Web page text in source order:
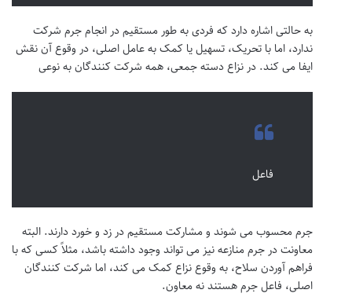
به حالتی اشاره دارد که فردی به طور مستقیم در انجام جرم شرکت
ندارد، اما با تحریک، تسهیل یا کمک به عامل اصلی، در وقوع آن نقش
ایفا می کند. در نزاع دسته جمعی، همه شرکت کنندگان به نوعی
فاعل
جرم محسوب می شوند و مشارکت مستقیم در زد و خورد دارند. البته
معاونت در جرم منازعه نیز می تواند وجود داشته باشد، مثلاً کسی که با
فراهم آوردن سلاح، به وقوع نزاع کمک می کند، اما شرکت کنندگان
اصلی، فاعل جرم هستند نه معاون.